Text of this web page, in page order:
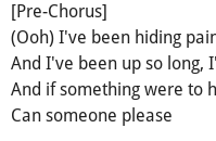
[Pre-Chorus]
(Ooh) I've been hiding
And I've been up so long,
And if something were to
Can someone please